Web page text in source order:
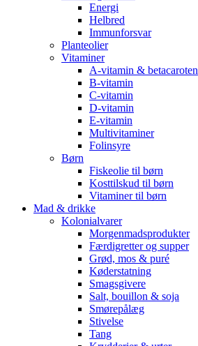
Energi
Helbred
Immunforsvar
Planteolier
Vitaminer
A-vitamin & betacaroten
B-vitamin
C-vitamin
D-vitamin
E-vitamin
Multivitaminer
Folinsyre
Børn
Fiskeolie til børn
Kosttilskud til børn
Vitaminer til børn
Mad & drikke
Kolonialvarer
Morgenmadsprodukter
Færdigretter og supper
Grød, mos & puré
Køderstatning
Smagsgivere
Salt, bouillon & soja
Smørepålæg
Stivelse
Tang